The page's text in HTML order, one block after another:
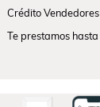
Crédito Vendedores
Te prestamos hasta